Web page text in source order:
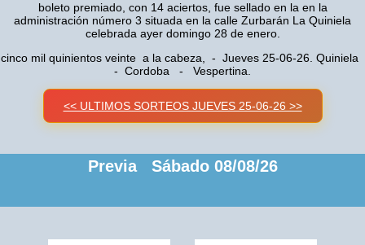
boleto premiado, con 14 aciertos, fue sellado en la en la
administración número 3 situada en la calle Zurbarán La Quiniela
celebrada ayer domingo 28 de enero.
cinco mil quinientos veinte a la cabeza, - Jueves 25-06-26. Quiniela
- Cordoba - Vespertina.
<< ULTIMOS SORTEOS JUEVES 25-06-26 >>
Previa Sábado 08/08/26